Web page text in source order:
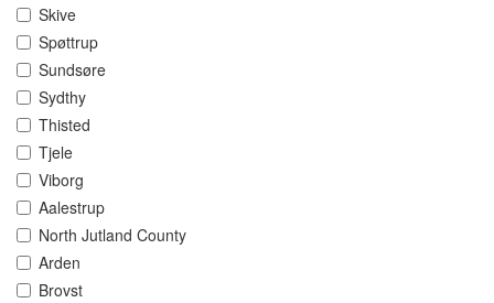
Skive
Spøttrup
Sundsøre
Sydthy
Thisted
Tjele
Viborg
Aalestrup
North Jutland County
Arden
Brovst